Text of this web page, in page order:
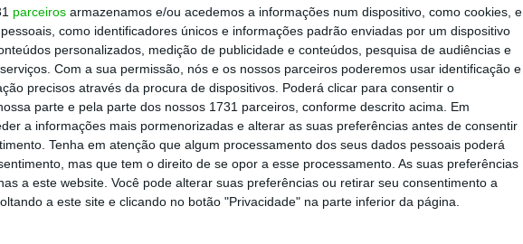
parceiros armazenamos e/ou acedemos a informações num dispositivo, como cookies, e
como identificadores únicos e informações padrão enviadas por um dispositivo
personalizados, medição de publicidade e conteúdos, pesquisa de audiências e
Com a sua permissão, nós e os nossos parceiros poderemos usar identificação e
precisos através da procura de dispositivos. Poderá clicar para consentir o
parte e pela parte dos nossos 1731 parceiros, conforme descrito acima. Em
a informações mais pormenorizadas e alterar as suas preferências antes de consentir
Tenha em atenção que algum processamento dos seus dados pessoais poderá
mas que tem o direito de se opor a esse processamento. As suas preferências
a este website. Você pode alterar suas preferências ou retirar seu consentimento a
a este site e clicando no botão "Privacidade" na parte inferior da página.
particularmente os Estados Unidos, reconhecidos por estarem na
alimentar, compõem o conjunto de países que incubaram
a atuarem nesta área, e colocaram muitos milhões na
desenvolvimento desses projetos, que é como quem diz colocaram
da empresa californiana Eat Just, que viu agora reconhecida a
do seu produto e a possibilidade de o comercializar, pela